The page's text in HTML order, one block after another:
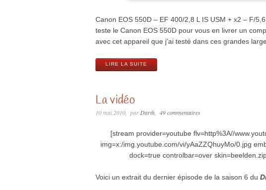
Canon EOS 550D – EF 400/2,8 L IS USM + x2 – F/
teste le Canon EOS 550D pour vous en livrer un
avec cet appareil que j’ai testé dans ces grandes
LIRE LA SUITE
La vidéo
10 mai 2010 parDarth 49 commentaires
[stream provider=youtube flv=http%3A//
img=x:/img.youtube.com/vi/yAaZZQhuyMo/0.jpg
dock=true controlbar=over
Voici un extrait du dernier épisode de la saison 6 du